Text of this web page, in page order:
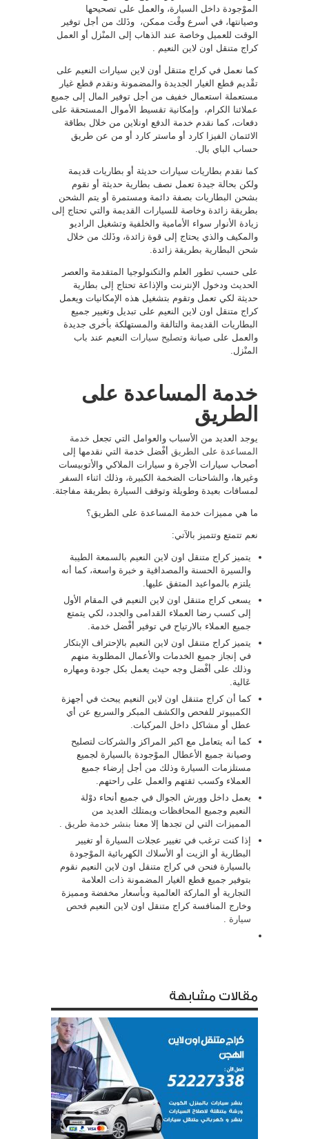
الموْجودة داخل السيارة، والعمل على تصحيحها
وصيانتها، في أسرع وقْت ممكن، وذَلك من أجل توفير
الوقت للعميل وخاصة عند الذهاب إلى المنْزل أو العمل
كراج متنقل اون لاين النعيم .
كما نعمل في كراج متنقل أون لاين سيارات النعيم على
تقْديم قطع الغيار الجديدة والمضمونة ونقدم قطع غيار
مستعملة استعمال خفيف من أجل توفير المال إلى جميع
عملائنا الكرام، وإمكانية تقسيط الأموال المستحقة على
دفعات، كما نقدم خدمة الدفع اونلاين من خلال بطاقة
الائتمان الفيزا كارد أو ماستر كارد أو من عن طريق
حساب الباي بال.
كما نقدم بطاريات سيارات حديثة أو بطاريات قديمة
ولكن بحالة جيدة تعمل نصف بطارية حديثة أو نقوم
بشحن البطاريات بصفة دائمة ومستمرة أو يتم الشحن
بطريقة زائدة وخاصة للسيارات القديمة والتي تحتاج إلى
زيادة الأنوار سواء الأمامية والخلفية وتشغيل الراديو
والمكيف والذي يحتاج إلى قوة زائدة، وذَلك من خلال
شحن البطارية بطريقة زائدة.
على حسب تطور العلم والتكنولوجيا المتقدمة والعصر
الحديث ودخول الإنترنت والإذاعة تحتاج إلى بطارية
حديثة لكي تعمل وتقوم بتشغيل هذه الإمكانيات ويعمل
كراج متنقل اون لاين النعيم على تبديل وتغيير جميع
البطاريات القديمة والتالفة والمستهلكة بأخرى جديدة
والعمل على صيانة وتصليح سيارات النعيم عند باب
المنْزل.
خدمة المساعدة على
الطريق
يوجد العديد من الأسباب والعوامل التي تجعل خدمة
المساعدة على الطريق أفْضل خدمة التي نقدمها إلى
أصحاب سيارات الأجرة و سيارات الملاكي والأتوبيسات
وغيرها، والشاحنات الضخمة الكبيرة، وذلك اثناء السفر
لمسافات بعيدة وطويلة وتوقف السيارة بطريقة مفاجئة.
ما هي مميزات خدمة المساعدة على الطريق؟
نعم تتمتع وتتميز بالآتي:
يتميز كراج متنقل اون لاين النعيم بالسمعة الطيبة
والسيرة الحسنة والمصداقية و خبرة واسعة، كما أنه
يلتزم بالمواعيد المتفق عليها.
يسعى كراج متنقل اون لاين النعيم في المقام الأول
إلى كسب رضا العملاء القدامى والجدد، لكي يتمتع
جميع العملاء بالارتياح في توفير أفْضل خدمة.
يتميز كراج متنقل اون لاين النعيم بالإحتراف الإبتكار
في إنجاز جميع الخدمات والأعمال المطلوبة منهم
وذلك على أفْضل وجه حيث يعمل بكل جودة ومهاره
عَالية.
كما أن كراج متنقل اون لاين النعيم يبحث في أجهزة
الكمبيوتر للفحص والكشف المبكر والسريع عن أي
عطل أو مشاكل داخل المركبات.
كما أنه يتعامل مع اكبر المراكز والشركات لتصليح
وصيانة جميع الأعطال الموْجودة بالسيارة لجميع
مستلزمات السيارة وذلك من أجل إرضاء جميع
العملاء وكسب ثقتهم والعمل على راحتهم.
يعمل داخل وورش الجوال في جميع أنحاء دوْلة
النعيم وجميع المحافظات ويمتلك العديد من
المميزات التي لن تجدها إلا معنا بنشر خدمة طريق .
إذا كنت ترغب في تغيير عجلات السيارة أو تغيير
البطارية أو الزيت أو الأسلاك الكهربائية الموْجودة
بالسيارة فنحن في كراج متنقل اون لاين النعيم نقوم
بتوفير جميع قطع الغيار المضمونة ذات العلامة
التجارية أو الماركة العالمية وبأسعار مخفضة ومميزة
وخارج المنافسة كراج متنقل اون لاين النعيم فحص
سيارة .
مقالات مشابهة